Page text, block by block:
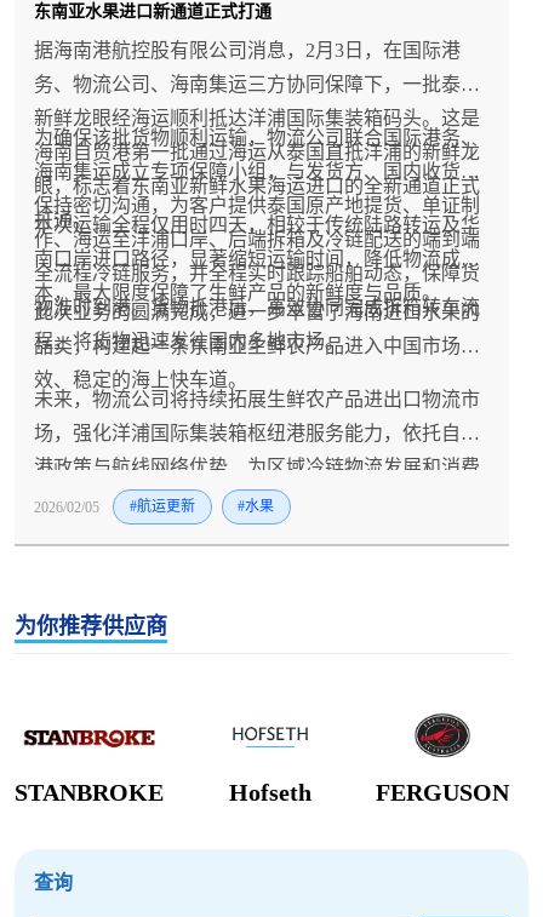
东南亚水果进口新通道正式打通
据海南港航控股有限公司消息，2月3日，在国际港
务、物流公司、海南集运三方协同保障下，一批泰国
新鲜龙眼经海运顺利抵达洋浦国际集装箱码头。这是
海南自贸港第一批通过海运从泰国直抵洋浦的新鲜龙
眼，标志着东南亚新鲜水果海运进口的全新通道正式
打通。
为确保该批货物顺利运输，物流公司联合国际港务、
海南集运成立专项保障小组，与发货方、国内收货方
保持密切沟通，为客户提供泰国原产地提货、单证制
作、海运至洋浦口岸、后端拆箱及冷链配送的端到端
全流程冷链服务，并全程实时跟踪船舶动态，保障货
物准时到港。货物抵港后，高效协同完成拆箱转车流
程，将货物迅速发往国内多地市场。
本次运输全程仅用时四天，相较于传统陆路转运及华
南口岸进口路径，显著缩短运输时间，降低物流成
本，最大限度保障了生鲜产品的新鲜度与品质。
此次业务的圆满完成，进一步丰富了海南进口水果的
品类，构建起一条东南亚生鲜农产品进入中国市场高
效、稳定的海上快车道。
未来，物流公司将持续拓展生鲜农产品进出口物流市
场，强化洋浦国际集装箱枢纽港服务能力，依托自贸
港政策与航线网络优势，为区域冷链物流发展和消费
市场升级注入全新动能。
2026/02/05 #航运更新 #水果
为你推荐供应商
STANBROKE Hofseth FERGUSON
查询